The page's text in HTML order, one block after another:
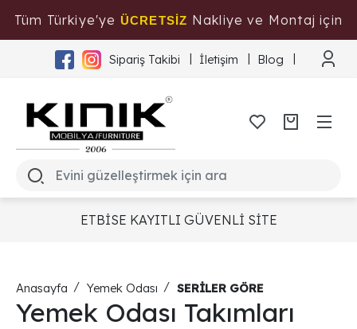
Tüm Türkiye'ye ÜCRETSİZ Nakliye ve Montaj için
Tıklayınız
Sipariş Takibi İletişim Blog
ETBİSE KAYITLI GÜVENLİ SİTE
Anasayfa Yemek Odası SERİLER GÖRE
Yemek Odası Takımları